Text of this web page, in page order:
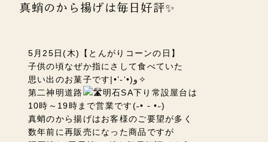
真蛸のから揚げは毎日好評✨
5月25日(木)【とんがりコーンの日】
子供の頃なぜか指にさして食べていた
思い出のお菓子です‎|•’-‘•)و ✧
第二神明道路
明石SA下り常設屋台は
10時～19時まで営業です(˶• ֊ •˶)
真蛸のから揚げはお客様のご要望が多く
数年前に再販売になった商品ですが